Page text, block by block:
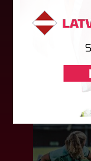
balsojumā,